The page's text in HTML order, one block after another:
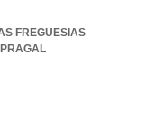
FREGUESIAS